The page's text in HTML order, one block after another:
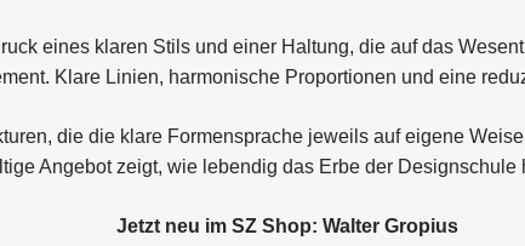
eines klaren Stils und einer Haltung, die auf das
Klare Linien, harmonische Proportionen und eine
die die klare Formensprache jeweils auf eigene
Angebot zeigt, wie lebendig das Erbe der Designschule
Jetzt neu im SZ Shop: Walter Gropius